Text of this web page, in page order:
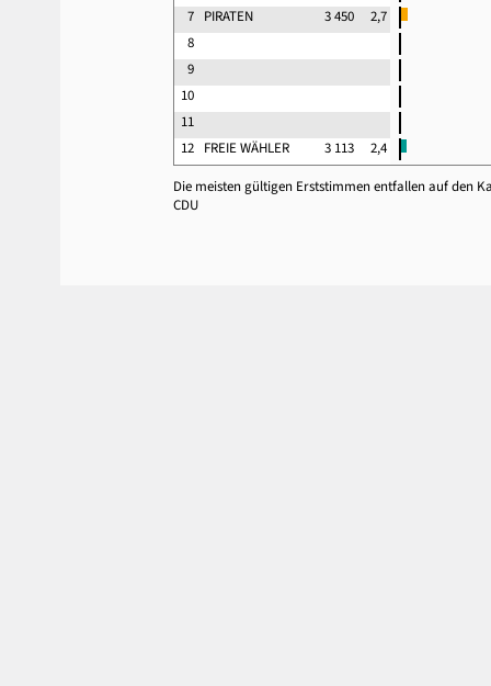
7 PIRATEN 3 450
2,7
8
9
10
11
12 FREIE WÄHLER 3 113 2,4
Die meisten gültigen Erststimmen entfallen auf den
CDU